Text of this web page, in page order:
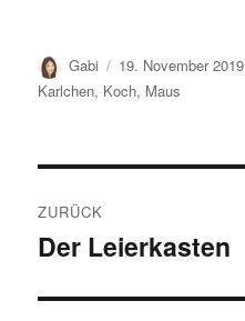
Autor
Gabi
Veröffentlicht
am
19. November 2019
Karlchen, Koch, Maus
ZURÜCK
Vorheriger
Der Leierkasten